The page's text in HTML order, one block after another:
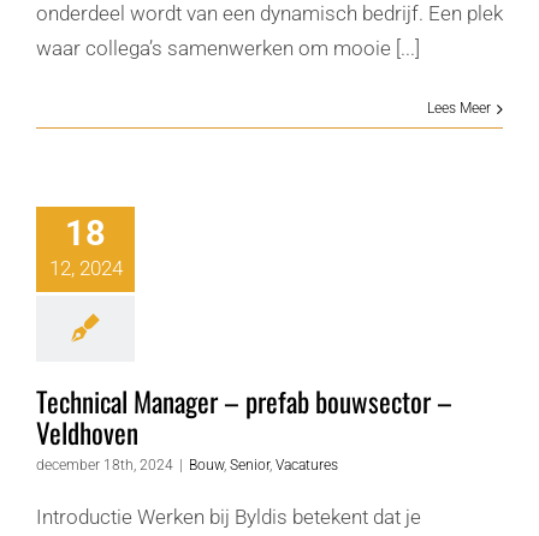
onderdeel wordt van een dynamisch bedrijf. Een plek
waar collega’s samenwerken om mooie [...]
Lees Meer
18
12, 2024
Technical Manager – prefab bouwsector –
Veldhoven
december 18th, 2024 Bouw, Senior, Vacatures
Introductie Werken bij Byldis betekent dat je